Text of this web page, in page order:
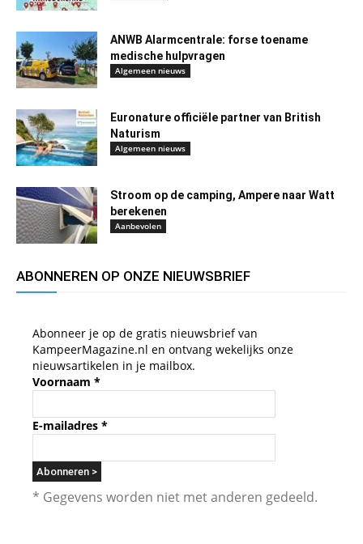
ANWB Alarmcentrale: forse toename
medische hulpvragen
Algemeen nieuws
Euronature officiële partner van British
Naturism
Algemeen nieuws
Stroom op de camping, Ampere naar Watt
berekenen
Aanbevolen
ABONNEREN OP ONZE NIEUWSBRIEF
Abonneer je op de gratis nieuwsbrief van
KampeerMagazine.nl en ontvang wekelijks onze
nieuwsartikelen in je mailbox.
Voornaam *
E-mailadres *
* Gegevens worden niet met anderen gedeeld.